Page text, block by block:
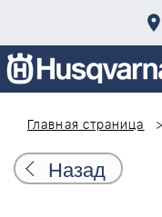
Главная страница
Назад